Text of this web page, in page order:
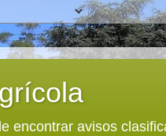
encontrar avisos